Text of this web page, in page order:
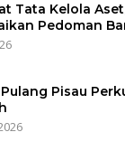
Tata Kelola
Pedoman
Pulang Pisau